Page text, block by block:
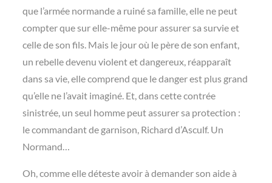
que l’armée normande a ruiné sa famille, elle ne peut
compter que sur elle-même pour assurer sa survie et
celle de son fils. Mais le jour où le père de son enfant,
un rebelle devenu violent et dangereux, réapparaît
dans sa vie, elle comprend que le danger est plus grand
qu’elle ne l’avait imaginé. Et, dans cette contrée
sinistrée, un seul homme peut assurer sa protection :
le commandant de garnison, Richard d’Asculf. Un
Normand…
Oh, comme elle déteste avoir à demander son aide à